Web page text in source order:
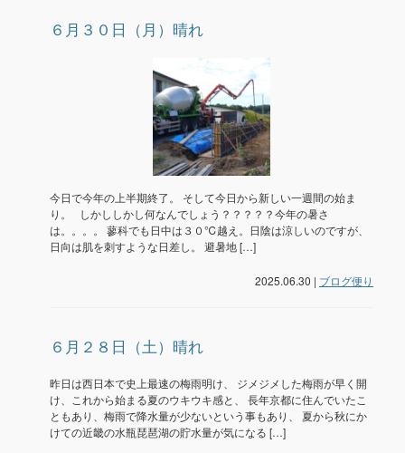
６月３０日（月）晴れ
今日で今年の上半期終了。 そして今日から新しい一週間の始ま
り。 しかししかし何なんでしょう？？？？？今年の暑さ
は。。。。 蓼科でも日中は３０℃越え。日陰は涼しいのですが、
日向は肌を刺すような日差し。 避暑地 […]
2025.06.30 | ブログ便り
６月２８日（土）晴れ
昨日は西日本で史上最速の梅雨明け、 ジメジメした梅雨が早く開
け、これから始まる夏のウキウキ感と、 長年京都に住んでいたこ
ともあり、梅雨で降水量が少ないという事もあり、 夏から秋にか
けての近畿の水瓶琵琶湖の貯水量が気になる […]